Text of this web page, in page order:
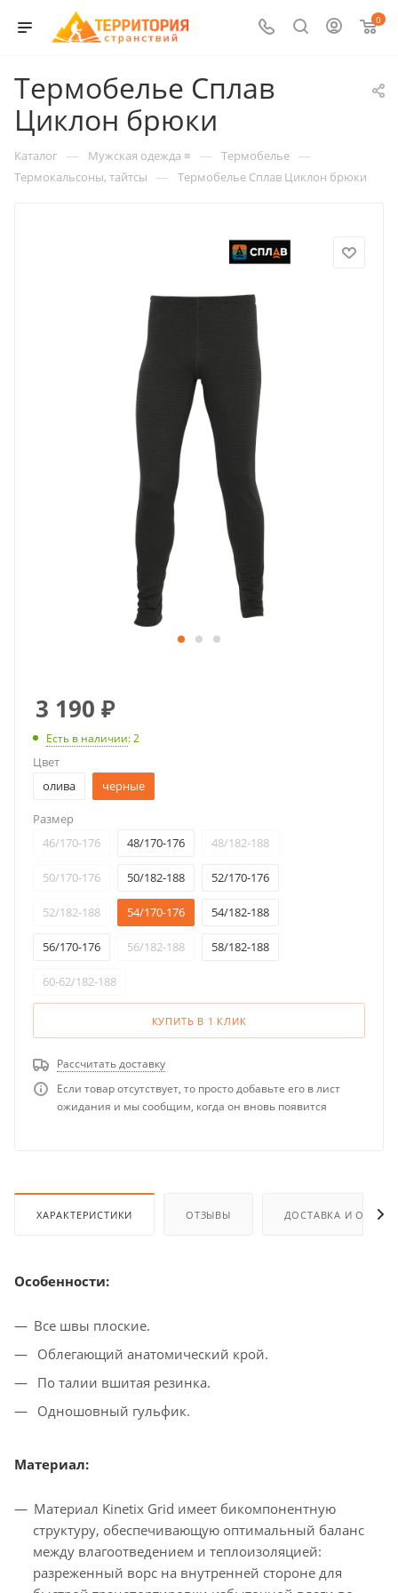
0
Термобелье Сплав
Циклон брюки
Каталог — Мужская одежда ≡ — Термобелье —
Термокальсоны, тайтсы — Термобелье Сплав Циклон брюки
3 190 ₽
Есть в наличии: 2
Цвет
олива
черные
Размер
46/170-176
48/170-176 48/182-188
50/170-176 50/182-188 52/170-176
52/182-188 54/170-176 54/182-188
56/170-176 56/182-188 58/182-188
60-62/182-188
КУПИТЬ В 1 КЛИК
Рассчитать доставку
Если товар отсутствует, то просто добавьте его в лист
ожидания и мы сообщим, когда он вновь появится
ХАРАКТЕРИСТИКИ ОТЗЫВЫ ДОСТАВКА И
Особенности:
Все швы плоские.
Облегающий анатомический крой.
По талии вшитая резинка.
Одношовный гульфик.
Материал:
Материал Kinetix Grid имеет бикомпонентную
структуру, обеспечивающую оптимальный баланс
между влагоотведением и теплоизоляцией:
разреженный ворс на внутренней стороне для